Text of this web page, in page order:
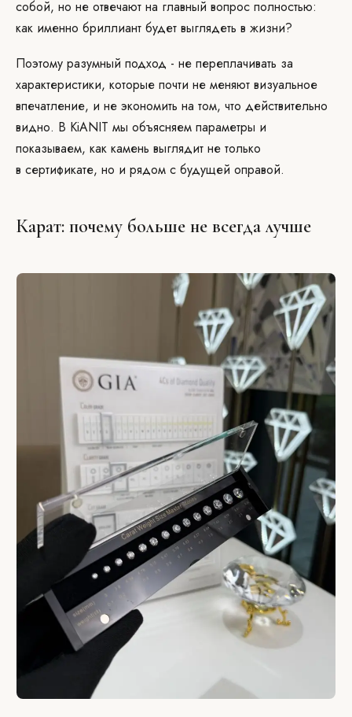
собой, но не отвечают на главный вопрос полностью:
как именно бриллиант будет выглядеть в жизни?
Поэтому разумный подход - не переплачивать за
характеристики, которые почти не меняют визуальное
впечатление, и не экономить на том, что действительно
видно. В KiANIT мы объясняем параметры и
показываем, как камень выглядит не только
в сертификате, но и рядом с будущей оправой.
Карат: почему больше не всегда лучше